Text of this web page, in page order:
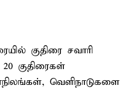
குதிரை சவாரி
குதிரைகள்
வெளிநாடுகளை